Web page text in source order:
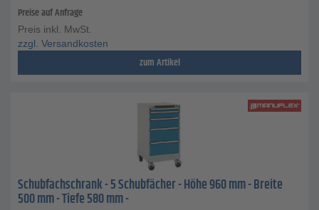
Preise auf Anfrage
Preis inkl. MwSt.
zzgl. Versandkosten
zum Artikel
Schubfachschrank - 5 Schubfächer - Höhe 960 mm - Breite
500 mm - Tiefe 580 mm -